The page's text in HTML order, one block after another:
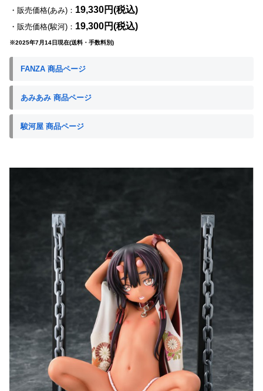
・販売価格(あみ)： 19,330円(税込)
・販売価格(駿河)： 19,300円(税込)
※2025年7月14日現在(送料・手数料別)
FANZA 商品ページ
あみあみ 商品ページ
駿河屋 商品ページ